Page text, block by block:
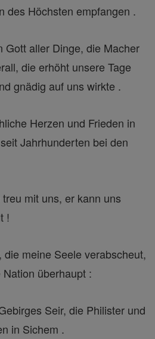
des Höchsten empfangen .
Gott aller Dinge, die Macher
die erhöht unsere Tage
gnädig auf uns wirkte .
Herzen und Frieden in
Jahrhunderten bei den
mit uns, er kann uns
!
die meine Seele verabscheut,
überhaupt :
Seir, die Philister und
in Sichem .